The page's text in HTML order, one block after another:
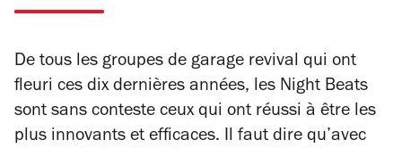
De tous les groupes de garage revival qui ont
fleuri ces dix dernières années, les Night Beats
sont sans conteste ceux qui ont réussi à être les
plus innovants et efficaces. Il faut dire qu’avec